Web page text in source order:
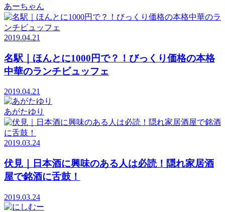
あーちゃん
2019.04.21
名駅｜ほんとに1000円で？！びっくり価格の本格
中華のランチビュッフェ
2019.04.21
あがたゆり
2019.03.24
伏見｜日本酒に興味のある人は必読！隠れ家居酒
屋で銘酒に舌鼓！
2019.03.24